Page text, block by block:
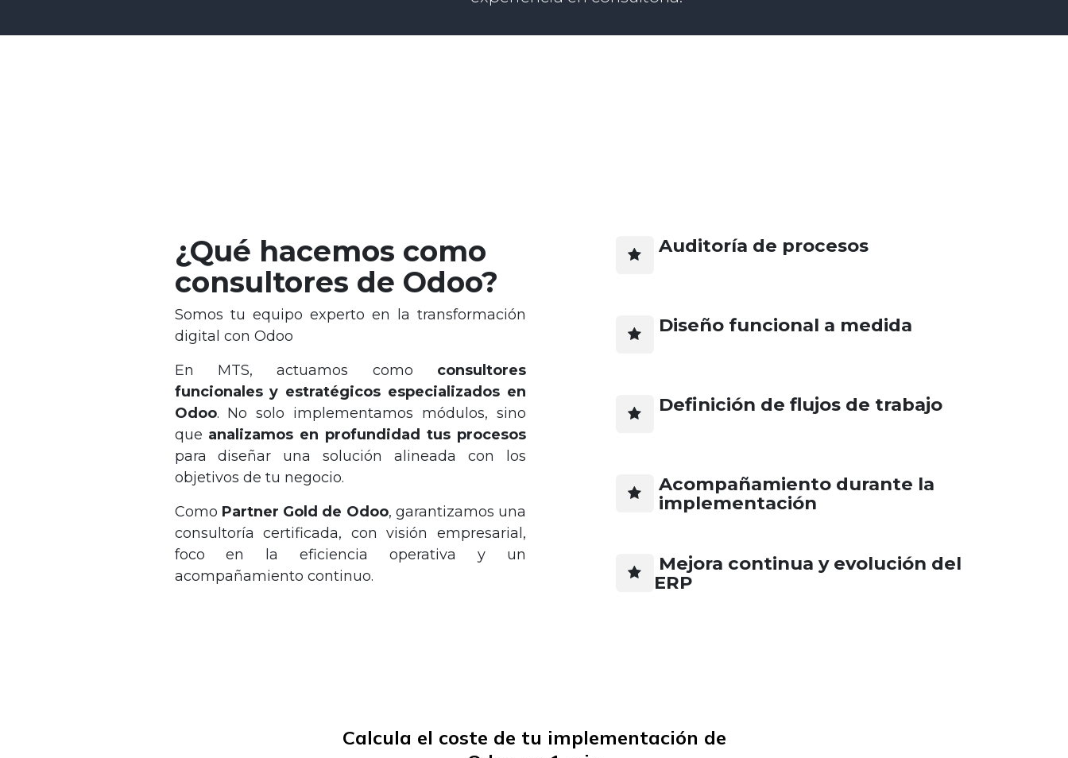
¿Qué hacemos como
consultores de Odoo?
Somos tu equipo experto en la transformación
digital con Odoo
En MTS, actuamos como consultores
funcionales y estratégicos especializados en
Odoo. No solo implementamos módulos, sino
que analizamos en profundidad tus procesos
para diseñar una solución alineada con los
objetivos de tu negocio.
Como Partner Gold de Odoo, garantizamos una
consultoría certificada, con visión empresarial,
foco en la eficiencia operativa y un
acompañamiento continuo.
Auditoría de procesos
Diseño funcional a medida
Definición de flujos de trabajo
Acompañamiento durante la
implementación
Mejora continua y evolución del
ERP